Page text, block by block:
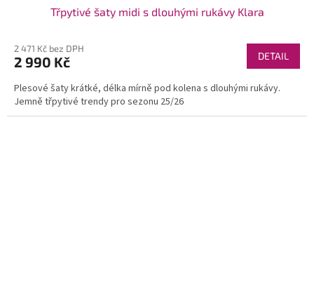
Třpytivé šaty midi s dlouhými rukávy Klara
2 471 Kč bez DPH
2 990 Kč DETAIL
Plesové šaty krátké, délka mírně pod kolena s dlouhými rukávy.
Jemně třpytivé trendy pro sezonu 25/26